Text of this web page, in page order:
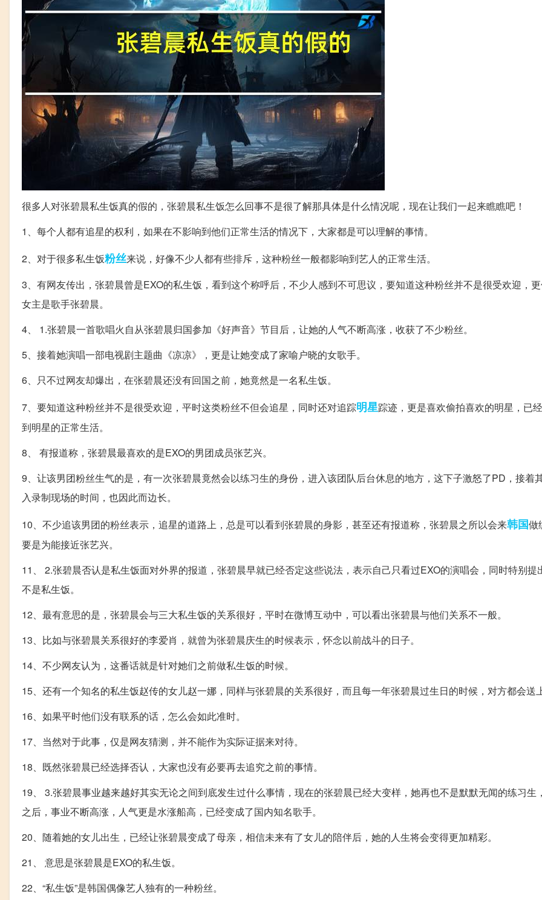
很多人对张碧晨私生饭真的假的，张碧晨私生饭怎么回事不是很了解那具体是什么情况呢，现在让我们一起来瞧瞧吧！
1、每个人都有追星的权利，如果在不影响到他们正常生活的情况下，大家都是可以理解的事情。
2、对于很多私生饭粉丝来说，好像不少人都有些排斥，这种粉丝一般都影响到艺人的正常生活。
3、有网友传出，张碧晨曾是EXO的私生饭，看到这个称呼后，不少人感到不可思议，要知道这种粉丝并不是很受欢迎，
女主是歌手张碧晨。
4、 1.张碧晨一首歌唱火自从张碧晨归国参加《好声音》节目后，让她的人气不断高涨，收获了不少粉丝。
5、接着她演唱一部电视剧主题曲《凉凉》，更是让她变成了家喻户晓的女歌手。
6、只不过网友却爆出，在张碧晨还没有回国之前，她竟然是一名私生饭。
7、要知道这种粉丝并不是很受欢迎，平时这类粉丝不但会追星，同时还对追踪明星踪迹，更是喜欢偷拍喜欢的明星，已
到明星的正常生活。
8、 有报道称，张碧晨最喜欢的是EXO的男团成员张艺兴。
9、让该男团粉丝生气的是，有一次张碧晨竟然会以练习生的身份，进入该团队后台休息的地方，这下子激怒了PD，接着
入录制现场的时间，也因此而边长。
10、不少追该男团的粉丝表示，追星的道路上，总是可以看到张碧晨的身影，甚至还有报道称，张碧晨之所以会来韩国做
要是为能接近张艺兴。
11、 2.张碧晨否认是私生饭面对外界的报道，张碧晨早就已经否定这些说法，表示自己只看过EXO的演唱会，同时特别提
不是私生饭。
12、最有意思的是，张碧晨会与三大私生饭的关系很好，平时在微博互动中，可以看出张碧晨与他们关系不一般。
13、比如与张碧晨关系很好的李爱肖，就曾为张碧晨庆生的时候表示，怀念以前战斗的日子。
14、不少网友认为，这番话就是针对她们之前做私生饭的时候。
15、还有一个知名的私生饭赵传的女儿赵一娜，同样与张碧晨的关系很好，而且每一年张碧晨过生日的时候，对方都会送
16、如果平时他们没有联系的话，怎么会如此准时。
17、当然对于此事，仅是网友猜测，并不能作为实际证据来对待。
18、既然张碧晨已经选择否认，大家也没有必要再去追究之前的事情。
19、 3.张碧晨事业越来越好其实无论之间到底发生过什么事情，现在的张碧晨已经大变样，她再也不是默默无闻的练习生
之后，事业不断高涨，人气更是水涨船高，已经变成了国内知名歌手。
20、随着她的女儿出生，已经让张碧晨变成了母亲，相信未来有了女儿的陪伴后，她的人生将会变得更加精彩。
21、 意思是张碧晨是EXO的私生饭。
22、“私生饭”是韩国偶像艺人独有的一种粉丝。